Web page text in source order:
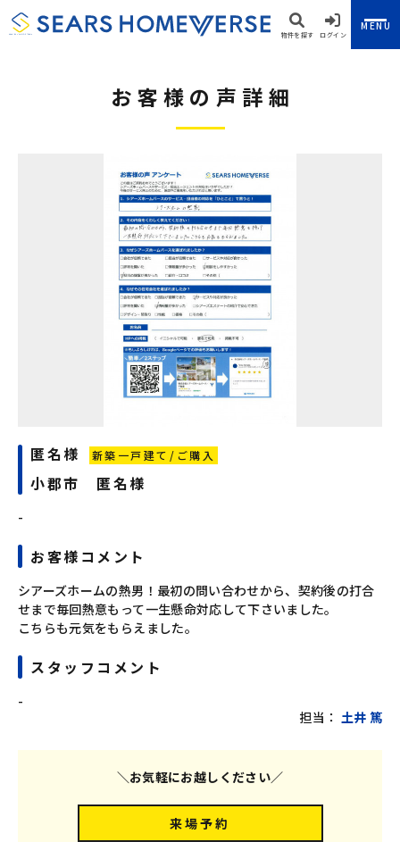
物件を探す ログイン
MENU
お客様の声詳細
匿名様 新築一戸建て/ご購入
小郡市 匿名様
-
お客様コメント
シアーズホームの熱男！最初の問い合わせから、契約後の打合
せまで毎回熱意もって一生懸命対応して下さいました。
こちらも元気をもらえました。
スタッフコメント
-
担当： 土井 篤
＼お気軽にお越しください／
来場予約